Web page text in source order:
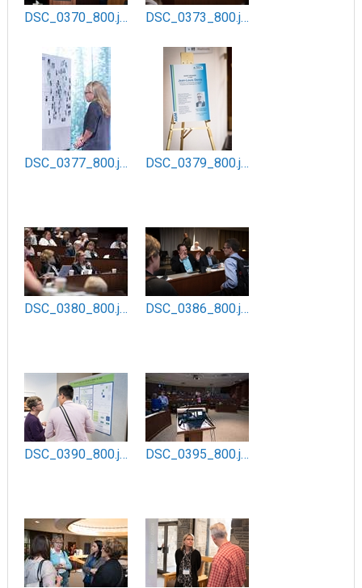
DSC_0370_800.jpg DSC_0373_800.jpg
DSC_0377_800.jpg DSC_0379_800.jpg
DSC_0380_800.jpg DSC_0386_800.jpg
DSC_0390_800.jpg DSC_0395_800.jpg